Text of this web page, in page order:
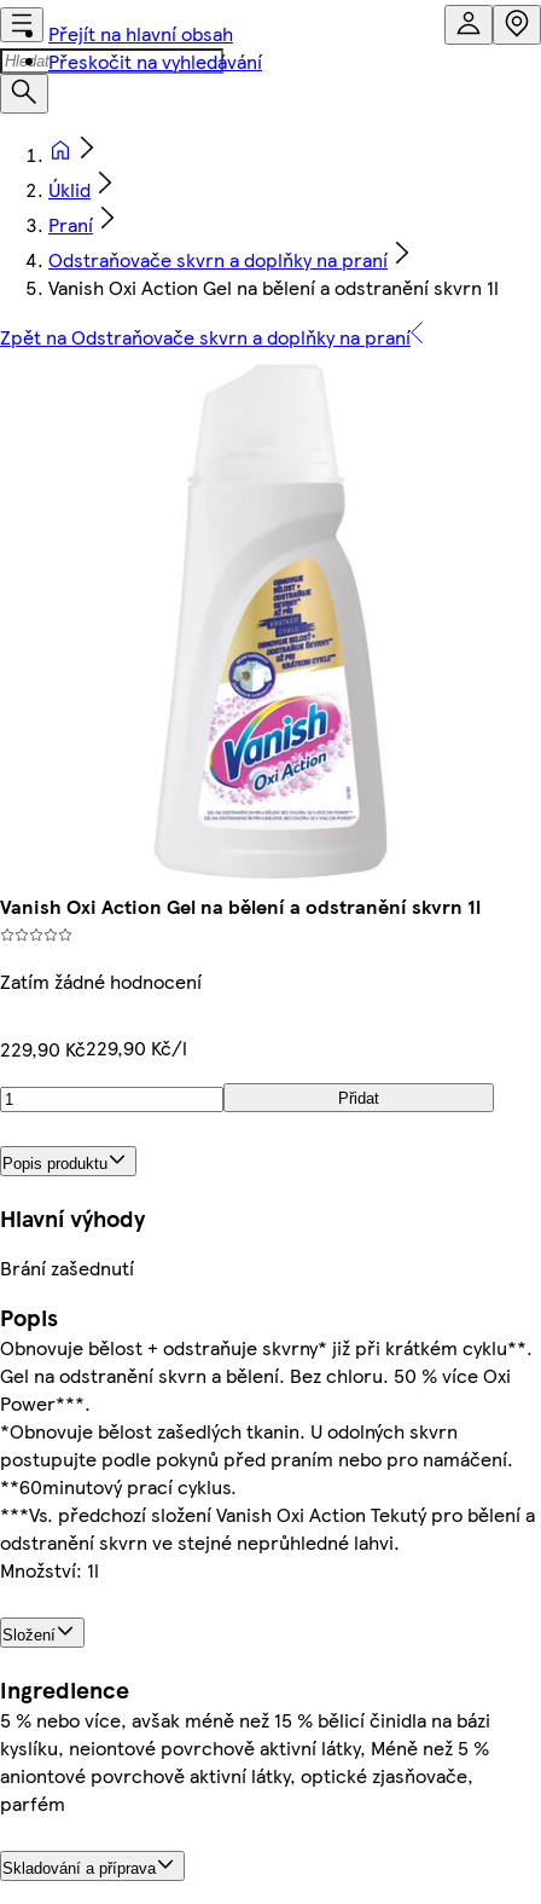
Přejít na hlavní obsah
Přeskočit na vyhledávání
Úklid
Praní
Odstraňovače skvrn a doplňky na praní
Vanish Oxi Action Gel na bělení a odstranění skvrn 1l
Zpět na Odstraňovače skvrn a doplňky na praní
Vanish Oxi Action Gel na bělení a odstranění skvrn 1l
Zatím žádné hodnocení
229,90 Kč229,90 Kč/l
Přidat
Popis produktu
Hlavní výhody
Brání zašednutí
Popis
Obnovuje bělost + odstraňuje skvrny* již při krátkém cyklu**.
Gel na odstranění skvrn a bělení. Bez chloru. 50 % více Oxi
Power***.
*Obnovuje bělost zašedlých tkanin. U odolných skvrn
postupujte podle pokynů před praním nebo pro namáčení.
**60minutový prací cyklus.
***Vs. předchozí složení Vanish Oxi Action Tekutý pro bělení a
odstranění skvrn ve stejné neprůhledné lahvi.
Množství: 1l
Složení
Ingredience
5 % nebo více, avšak méně než 15 % bělicí činidla na bázi
kyslíku, neiontové povrchově aktivní látky, Méně než 5 %
aniontové povrchově aktivní látky, optické zjasňovače,
parfém
Skladování a příprava